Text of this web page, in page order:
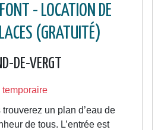
- LOCATION DE
(GRATUITÉ)
DE-VERGT
temporaire
un plan d’eau de
de tous. L’entrée est